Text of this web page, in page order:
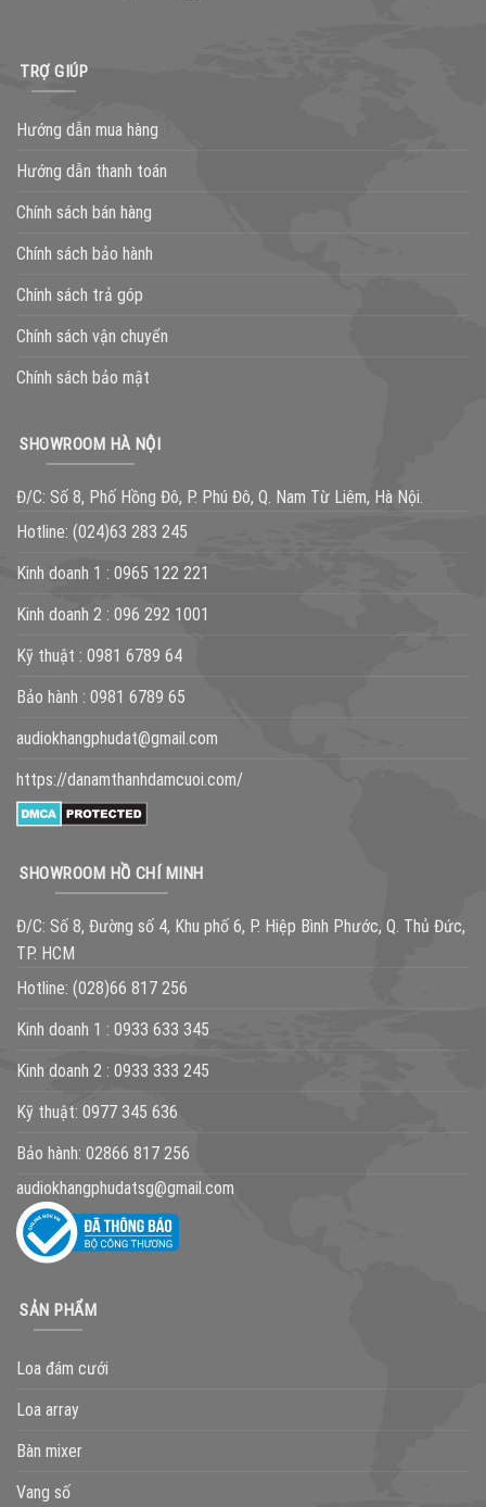
TRỢ GIÚP
Hướng dẫn mua hàng
Hướng dẫn thanh toán
Chính sách bán hàng
Chính sách bảo hành
Chính sách trả góp
Chính sách vận chuyển
Chính sách bảo mật
SHOWROOM HÀ NỘI
Đ/C: Số 8, Phố Hồng Đô, P. Phú Đô, Q. Nam Từ Liêm, Hà Nội.
Hotline: (024)63 283 245
Kinh doanh 1 : 0965 122 221
Kinh doanh 2 : 096 292 1001
Kỹ thuật : 0981 6789 64
Bảo hành : 0981 6789 65
audiokhangphudat@gmail.com
https://danamthanhdamcuoi.com/
SHOWROOM HỒ CHÍ MINH
Đ/C: Số 8, Đường số 4, Khu phố 6, P. Hiệp Bình Phước, Q. Thủ Đức,
TP. HCM
Hotline: (028)66 817 256
Kinh doanh 1 : 0933 633 345
Kinh doanh 2 : 0933 333 245
Kỹ thuật: 0977 345 636
Bảo hành: 02866 817 256
audiokhangphudatsg@gmail.com
SẢN PHẨM
Loa đám cưới
Loa array
Bàn mixer
Vang số